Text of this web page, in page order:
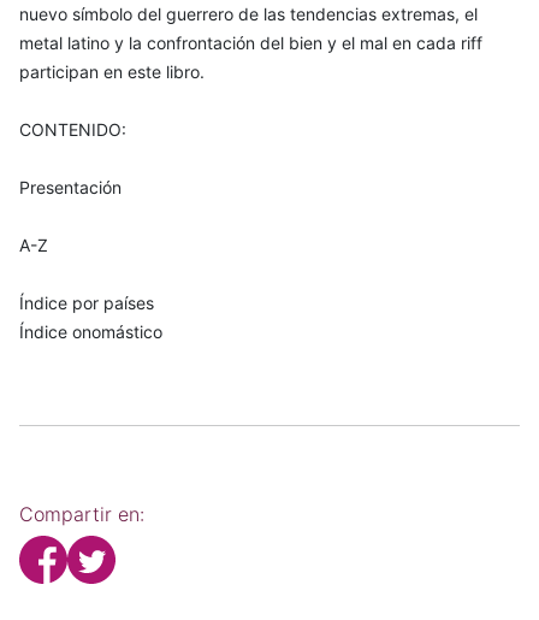
nuevo símbolo del guerrero de las tendencias extremas, el
metal latino y la confrontación del bien y el mal en cada riff
participan en este libro.
CONTENIDO:
Presentación
A-Z
Índice por países
Índice onomástico
Compartir en: